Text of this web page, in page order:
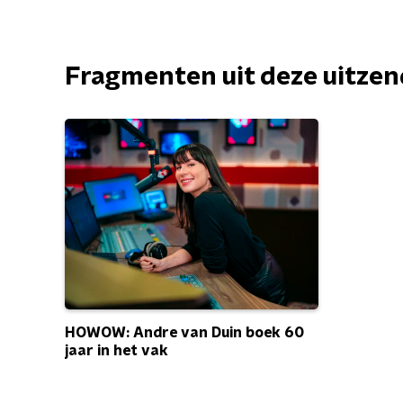
Fragmenten uit deze
HOWOW: Andre van Duin boek 60
jaar in het vak